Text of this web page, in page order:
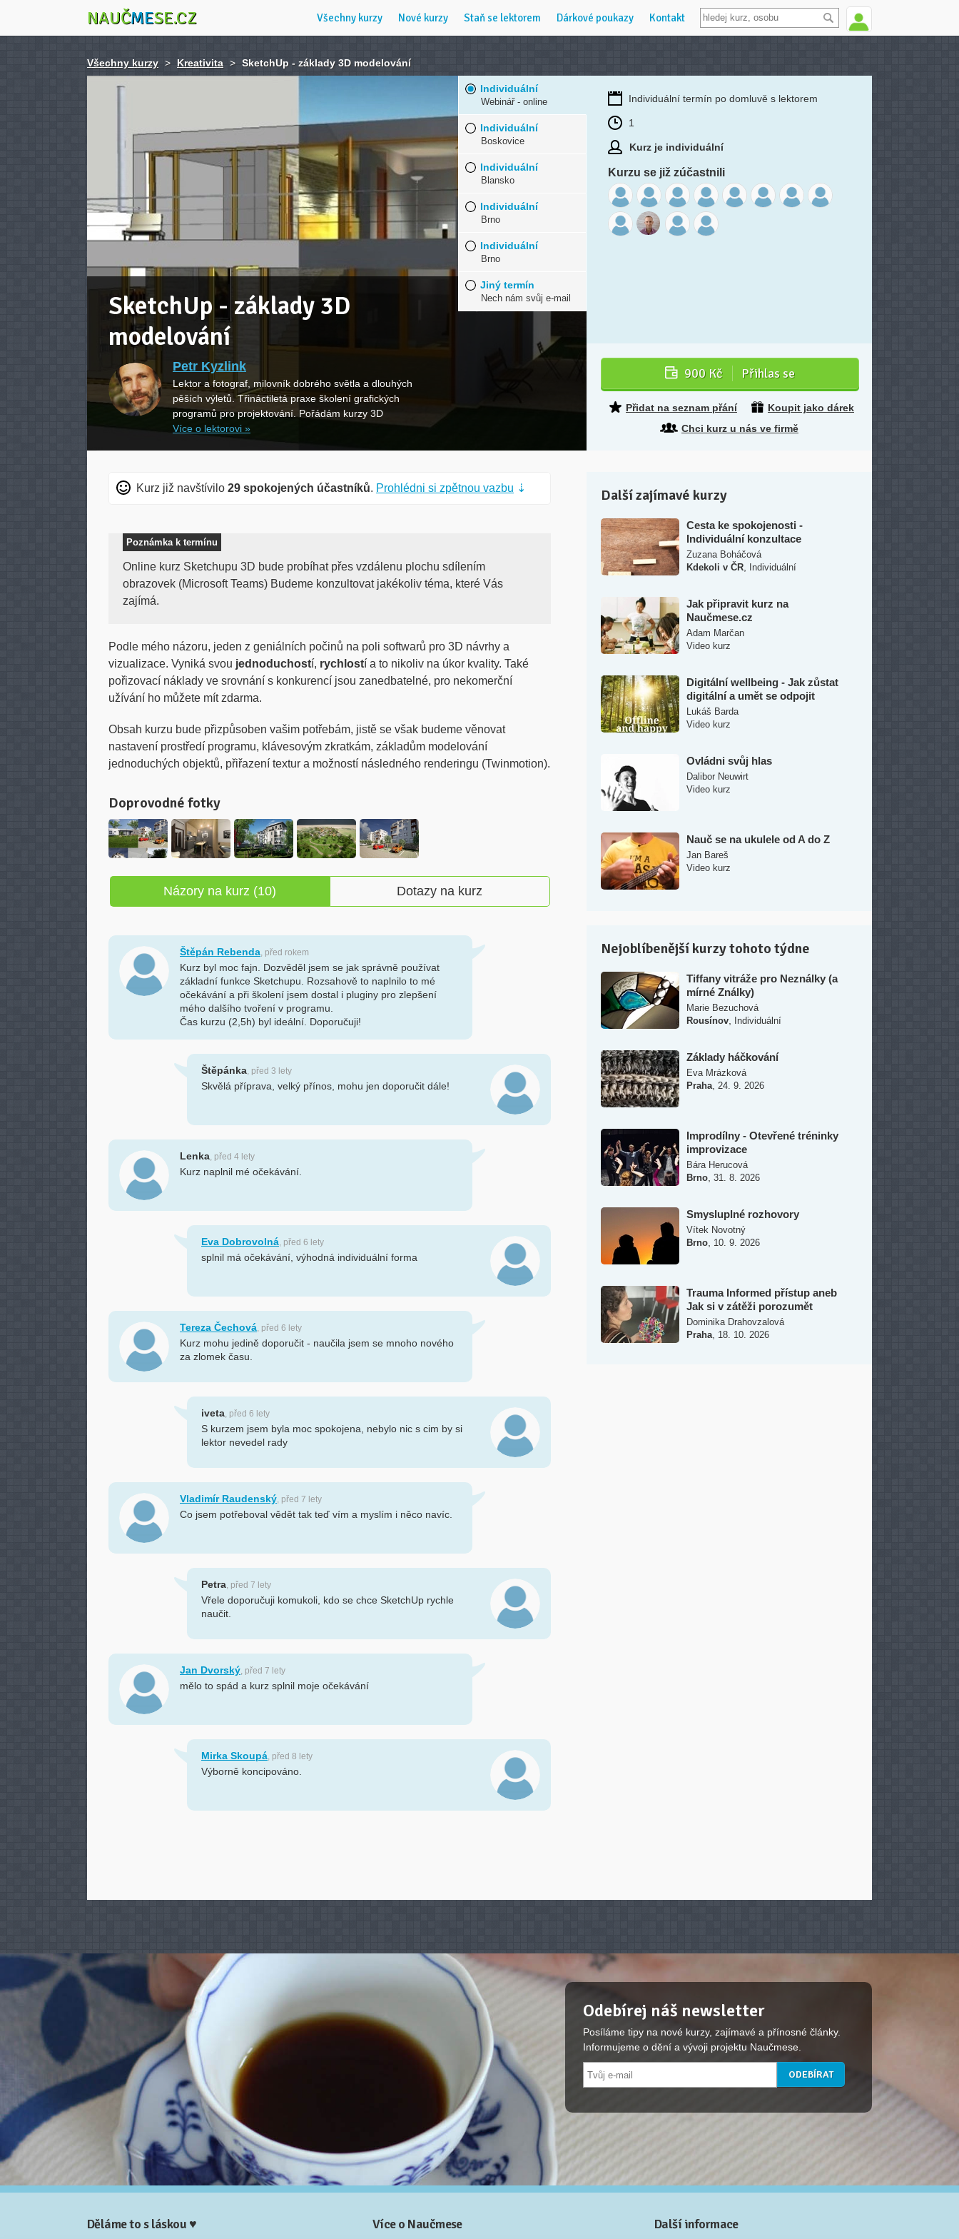
NAUČMESE.CZ Všechny kurzy Nové kurzy Staň se lektorem Dárkové poukazy Kontakt
Všechny kurzy > Kreativita > SketchUp - základy 3D modelování
SketchUp - základy 3D
modelování
Petr Kyzlink
Lektor a fotograf, milovník dobrého světla a dlouhých
pěších výletů. Třináctiletá praxe školení grafických
programů pro projektování. Pořádám kurzy 3D
Více o lektorovi »
Individuální
Webinář - online
Individuální
Boskovice
Individuální
Blansko
Individuální
Brno
Individuální
Brno
Jiný termín
Nech nám svůj e-mail
Individuální termín po domluvě s lektorem
1
Kurz je individuální
Kurzu se již zúčastnili
900 Kč Přihlas se
Přidat na seznam přání
Koupit jako dárek
Chci kurz u nás ve firmě
Kurz již navštívilo 29 spokojených účastníků. Prohlédni si zpětnou vazbu ⇣
Poznámka k termínu
Online kurz Sketchupu 3D bude probíhat přes vzdálenu plochu sdílením
obrazovek (Microsoft Teams) Budeme konzultovat jakékoliv téma, které Vás
zajímá.
Podle mého názoru, jeden z geniálních počinů na poli softwarů pro 3D návrhy a
vizualizace. Vyniká svou jednoduchostí, rychlostí a to nikoliv na úkor kvality. Také
pořizovací náklady ve srovnání s konkurencí jsou zanedbatelné, pro nekomerční
užívání ho můžete mít zdarma.
Obsah kurzu bude přizpůsoben vašim potřebám, jistě se však budeme věnovat
nastavení prostředí programu, klávesovým zkratkám, základům modelování
jednoduchých objektů, přiřazení textur a možností následného renderingu (Twinmotion).
Doprovodné fotky
Názory na kurz (10) Dotazy na kurz
Štěpán Rebenda, před rokem
Kurz byl moc fajn. Dozvěděl jsem se jak správně používat
základní funkce Sketchupu. Rozsahově to naplnilo to mé
očekávání a při školení jsem dostal i pluginy pro zlepšení
mého dalšího tvoření v programu.
Čas kurzu (2,5h) byl ideální. Doporučuji!
Štěpánka, před 3 lety
Skvělá příprava, velký přínos, mohu jen doporučit dále!
Lenka, před 4 lety
Kurz naplnil mé očekávání.
Eva Dobrovolná, před 6 lety
splnil má očekávání, výhodná individuální forma
Tereza Čechová, před 6 lety
Kurz mohu jedině doporučit - naučila jsem se mnoho nového
za zlomek času.
iveta, před 6 lety
S kurzem jsem byla moc spokojena, nebylo nic s cim by si
lektor nevedel rady
Vladimír Raudenský, před 7 lety
Co jsem potřeboval vědět tak teď vím a myslím i něco navíc.
Petra, před 7 lety
Vřele doporučuji komukoli, kdo se chce SketchUp rychle
naučit.
Jan Dvorský, před 7 lety
mělo to spád a kurz splnil moje očekávání
Mirka Skoupá, před 8 lety
Výborně koncipováno.
Další zajímavé kurzy
Cesta ke spokojenosti -
Individuální konzultace
Zuzana Boháčová
Kdekoli v ČR
Individuální
Jak připravit kurz na
Naučmese.cz
Adam Marčan
Video kurz
Digitální wellbeing - Jak zůstat
digitální a umět se odpojit
Lukáš Barda
Video kurz
Ovládni svůj hlas
Dalibor Neuwirt
Video kurz
Nauč se na ukulele od A do Z
Jan Bareš
Video kurz
Nejoblíbenější kurzy tohoto týdne
Tiffany vitráže pro Neználky (a
mírné Ználky)
Marie Bezuchová
Rousínov
Individuální
Základy háčkování
Eva Mrázková
Praha 24. 9. 2026
Improdílny - Otevřené tréninky
improvizace
Bára Herucová
Brno 31. 8. 2026
Smysluplné rozhovory
Vítek Novotný
Brno 10. 9. 2026
Trauma Informed přístup aneb
Jak si v zátěži porozumět
Dominika Drahovzalová
Praha 18. 10. 2026
Odebírej náš newsletter
Posíláme tipy na nové kurzy, zajímavé a přínosné články.
Informujeme o dění a vývoji projektu Naučmese.
Děláme to s láskou ♥ Více o Naučmese Další informace